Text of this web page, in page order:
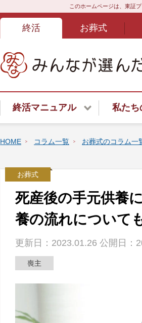
このホームページは、東証
終活 お葬式
終活マニュアル
終活サービスご紹介
終活あんしんよろず相談ダイ
遺言書
散骨
動画
私たち
HOME コラム一覧 お葬式のコラム一
お葬式
死産後の手元供養
養の流れについて
更新日：2023.01.26 公開日：
喪主